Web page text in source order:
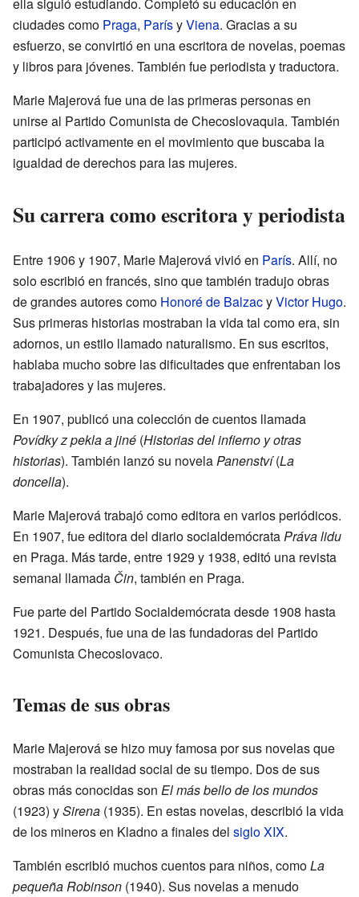
ella siguió estudiando. Completó su educación en
ciudades como Praga, ParísyViena. Gracias a su
esfuerzo, se convirtió en una escritora de novelas, poemas
y libros para jóvenes. También fue periodista y traductora.
Marie Majerová fue una de las primeras personas en
unirse al Partido Comunista de Checoslovaquia. También
participó activamente en el movimiento que buscaba la
igualdad de derechos para las mujeres.
Su carrera como escritora y periodista
Entre 1906 y 1907, Marie Majerová vivió en París. Allí, no
solo escribió en francés, sino que también tradujo obras
de grandes autores como Honoré de BalzacyVictor Hugo.
Sus primeras historias mostraban la vida tal como era, sin
adornos, un estilo llamado naturalismo. En sus escritos,
hablaba mucho sobre las dificultades que enfrentaban los
trabajadores y las mujeres.
En 1907, publicó una colección de cuentos llamada
Povídky z pekla a jiné (Historias del infierno y otras
historias). También lanzó su novelaPanenství(La
doncella).
Marie Majerová trabajó como editora en varios periódicos.
En 1907, fue editora del diario socialdemócrataPráva lidu
en Praga. Más tarde, entre 1929 y 1938, editó una revista
semanal llamada Čin, también en Praga.
Fue parte del Partido Socialdemócrata desde 1908 hasta
1921. Después, fue una de las fundadoras del Partido
Comunista Checoslovaco.
Temas de sus obras
Marie Majerová se hizo muy famosa por sus novelas que
mostraban la realidad social de su tiempo. Dos de sus
obras más conocidas son El más bello de los mundos
(1923) ySirena (1935). En estas novelas, describió la vida
de los mineros en Kladno a finales del siglo XIX.
También escribió muchos cuentos para niños, comoLa
pequeña Robinson (1940). Sus novelas a menudo